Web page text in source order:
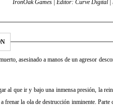
IronOak Games | Editor:
asesinado a manos de un agresor
al que ir y bajo una inmensa presión, la
frenar la ola de destrucción inminente.